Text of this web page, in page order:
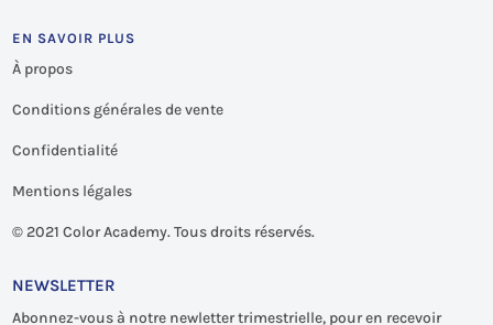
EN SAVOIR PLUS
À propos
Conditions générales de vente
Confidentialité
Mentions légales
© 2021 Color Academy. Tous droits réservés.
NEWSLETTER
Abonnez-vous à notre newletter trimestrielle, pour en recevoir